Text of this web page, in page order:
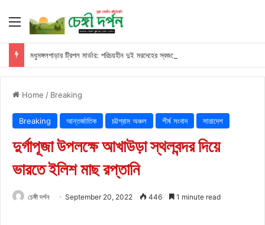
Menu
মধুমঙ্গলপাড়ার ট্রিপল মার্ডার: পরিচয়হীন দুই মরদেহের স্বজনের খোঁজ পুলিশের
Home / Breaking
Breaking আন্তর্জাতিক চট্টগ্রাম অঞ্চল শীর্ষ সংবাদ সারাদেশ
দুর্গাপূজা উপলক্ষে আখাউড়া স্থলবন্দর দিয়ে
ভারতে ইলিশ মাছ রপ্তানি
চেঙ্গী দর্পন September 20, 2022 446 1 minute read